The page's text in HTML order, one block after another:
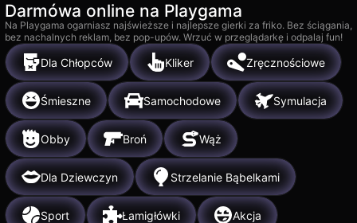
Darmówa online na Playgama
Na Playgama ogarniasz najświeższe i najlepsze gierki za friko. Bez ściągania,
bez nachalnych reklam, bez pop-upów. Wrzuć w przeglądarkę i odpalaj fun!
Dla Chłopców Kliker Zręcznościowe
Śmieszne Samochodowe Symulacja
Obby Broń Wąż
Dla Dziewczyn Strzelanie Bąbelkami
Sport Łamigłówki Akcja